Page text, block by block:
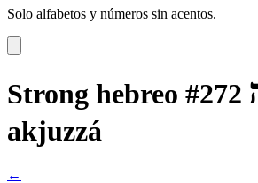
Solo alfabetos y números sin acentos.
Strong hebreo #272
akjuzzá
←